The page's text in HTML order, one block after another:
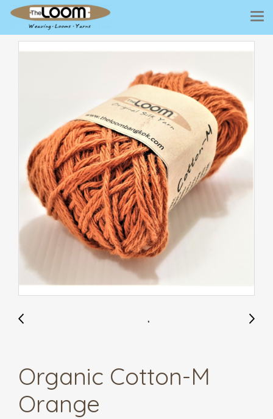
Organic Cotton-M
Orange